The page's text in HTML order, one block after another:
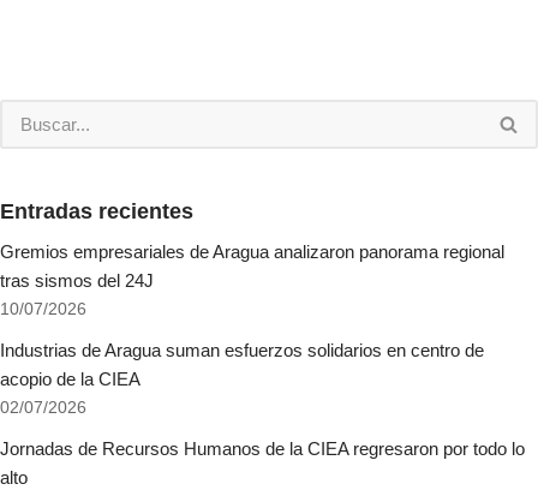
Entradas recientes
Gremios empresariales de Aragua analizaron panorama regional
tras sismos del 24J
10/07/2026
Industrias de Aragua suman esfuerzos solidarios en centro de
acopio de la CIEA
02/07/2026
Jornadas de Recursos Humanos de la CIEA regresaron por todo lo
alto